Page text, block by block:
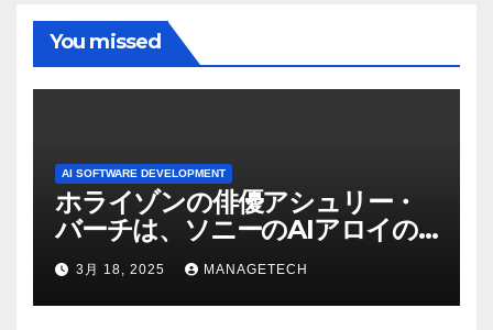
You missed
AI SOFTWARE DEVELOPMENT
ホライゾンの俳優アシュリー・
バーチは、ソニーのAIアロイの
ビデオを見て「ゲームパフォー
マンスという芸術形式に不安を
感じた」と語る – IGN
3月 18, 2025 MANAGETECH